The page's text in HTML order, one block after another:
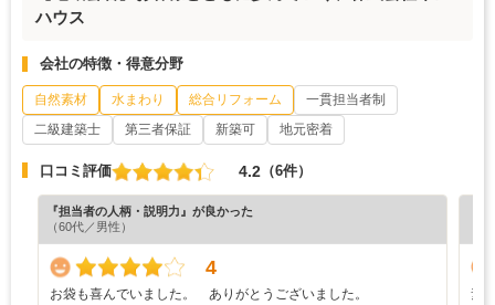
ハウス
会社の特徴・得意分野
自然素材 水まわり 総合リフォーム
一貫担当者制
二級建築士
第三者保証 新築可 地元密着
口コミ評価 4.2 （6件）
『担当者の人柄・説明力』が良かった
（60代／男性）
4
お袋も喜んでいました。 ありがとうございました。 素